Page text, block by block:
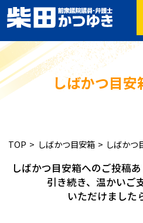
TOP
５つの政策
プロフィール
お知らせ
しばかつ通信
特別号
応援する
しばかつ目安箱
しばかつ目安
TOP > しばかつ目安箱 > しばかつ
しばかつ目安箱へのご投稿
引き続き、温かいご
いただけました